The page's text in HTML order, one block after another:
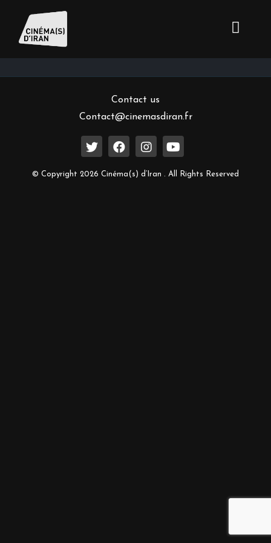
Inscrivez-vous à notre newsletter
Contact us
Contact@cinemasdiran.fr
© Copyright 2026 Cinéma(s) d’Iran . All Rights Reserved